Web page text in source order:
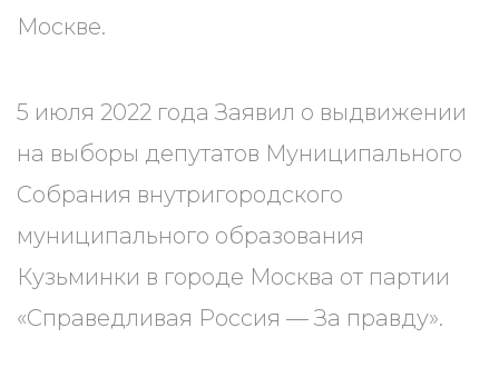
Москве.
5 июля 2022 года Заявил о выдвижении
на выборы депутатов Муниципального
Собрания внутригородского
муниципального образования
Кузьминки в городе Москва от партии
«Справедливая Россия — За правду».